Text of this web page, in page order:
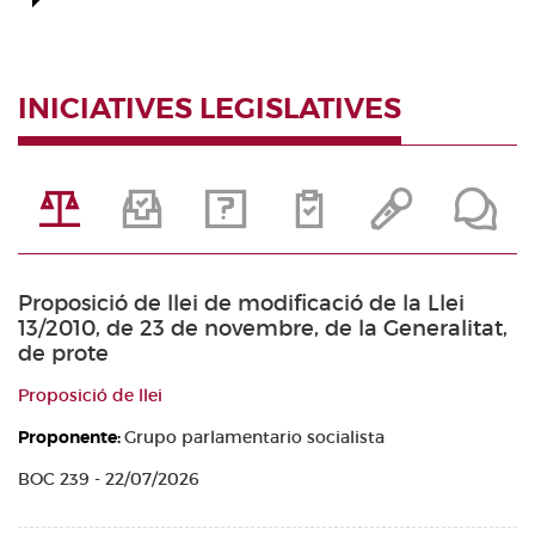
INICIATIVES LEGISLATIVES
Proposició de llei de modificació de la Llei
13/2010, de 23 de novembre, de la Generalitat,
de prote
Proposició de llei
Proponente:Grupo parlamentario socialista
BOC 239 - 22/07/2026